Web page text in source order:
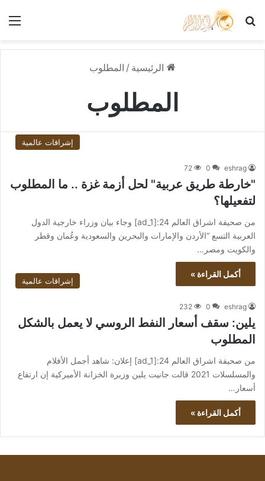
بحث عن
الرئيسية / المطلوب
المطلوب
إشراقات عالمية
eshrag
0
72
"خارطة طريق عربية" لحل أزمة غزة .. ما المطلوب
لتفعيلها؟
من صحيفة اشراق العالم 24:[ad_1] وجاء بيان وزراء خارجية الدول
العربية التسع “الأردن والإمارات والبحرين والسعودية وعُمان وقطر
والكويت ومصر…
أكمل القراءة »
إشراقات عالمية
eshrag
0
232
يلين: سقف أسعار النفط الروسي لا يعمل بالشكل
المطلوب
من صحيفة اشراق العالم 24:[ad_1] إعلان: شاهد أجمل الأفلام
والمسلسلات 2021 قالت جانيت يلين وزيرة الخزانة الأميركية إن ارتفاع
أسعار…
أكمل القراءة »